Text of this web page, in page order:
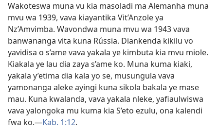
Wakoteswa muna vu kia masoladi ma Alemanha muna
mvu wa 1939, vava kiayantika Vit’Anzole ya
Nz’Amvimba. Wavondwa muna mvu wa 1943 vava
banwananga vita kuna Rússia. Diankenda kikilu vo
yavidisa o s’ame vava yakala ye kimbuta kia mvu miole.
Kiakala ye lau dia zaya s’ame ko. Muna kuma kiaki,
yakala y’etima dia kala yo se, musungula vava
yamonanga aleke ayingi kuna sikola bakala ye mase
mau. Kuna kwalanda, vava yakala nleke, yafiaulwiswa
vava yalongoka mu kuma kia S’eto ezulu, ona kalendi
fwa ko.—Kab. 1:12.